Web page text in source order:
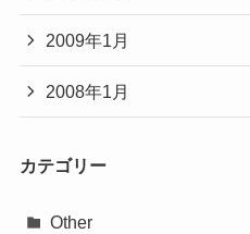
2009年1月
2008年1月
カテゴリー
Other